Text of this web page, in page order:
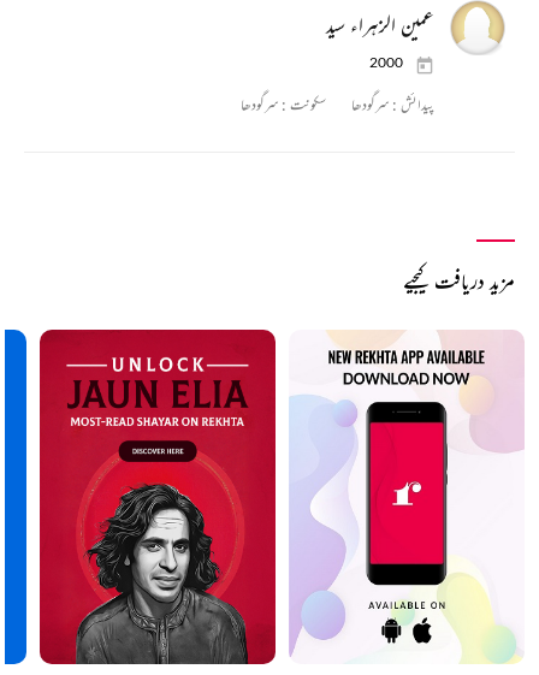
عمین الزہراء سید
2000
پیدائش : سرگودھا سکونت : سرگودھا
مزید دریافت کیجیے